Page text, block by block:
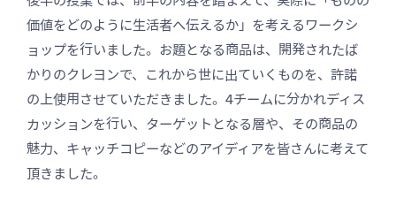
価値をどのように生活者へ伝えるか」を考えるワークシ
ョップを行いました。お題となる商品は、開発されたば
かりのクレヨンで、これから世に出ていくものを、許諾
の上使用させていただきました。4チームに分かれディス
カッションを行い、ターゲットとなる層や、その商品の
魅力、キャッチコピーなどのアイディアを皆さんに考えて
頂きました。